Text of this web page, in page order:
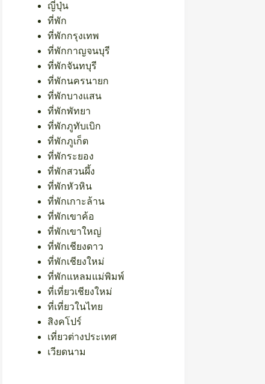
ญี่ปุ่น
ที่พัก
ที่พักกรุงเทพ
ที่พักกาญจนบุรี
ที่พักจันทบุรี
ที่พักนครนายก
ที่พักบางแสน
ที่พักพัทยา
ที่พักภูทับเบิก
ที่พักภูเก็ต
ที่พักระยอง
ที่พักสวนผึ้ง
ที่พักหัวหิน
ที่พักเกาะล้าน
ที่พักเขาค้อ
ที่พักเขาใหญ่
ที่พักเชียงดาว
ที่พักเชียงใหม่
ที่พักแหลมแม่พิมพ์
ที่เที่ยวเชียงใหม่
ที่เที่ยวในไทย
สิงคโปร์
เที่ยวต่างประเทศ
เวียดนาม